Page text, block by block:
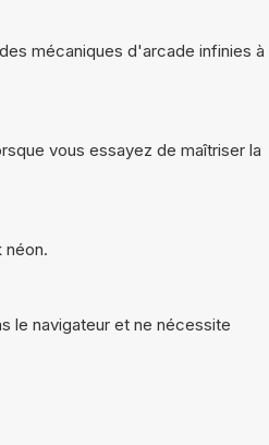
mécaniques d'arcade infinies à
vous essayez de maîtriser la
néon.
le navigateur et ne nécessite